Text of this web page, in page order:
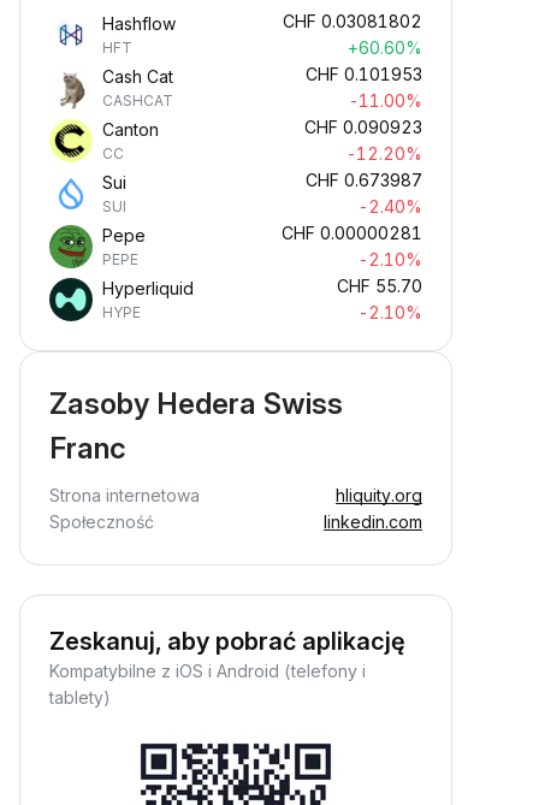
Hashflow
HFT
CHF 0.03081802
+60.60%
Cash Cat
CASHCAT
CHF 0.101953
-11.00%
Canton
CC
CHF 0.090923
-12.20%
Sui
SUI
CHF 0.673987
-2.40%
Pepe
PEPE
CHF 0.00000281
-2.10%
Hyperliquid
HYPE
CHF 55.70
-2.10%
Zasoby Hedera Swiss
Franc
Strona internetowa
hliquity.org
Społeczność
linkedin.com
Zeskanuj, aby pobrać aplikację
Kompatybilne z iOS i Android (telefony i
tablety)